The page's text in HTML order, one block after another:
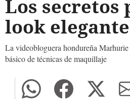
Los secretos
look elegante
La videobloguera hondureña
básico de técnicas de maquillaje